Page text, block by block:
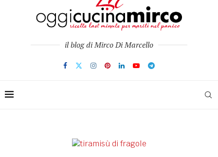
il blog di Mirco Di Marcello